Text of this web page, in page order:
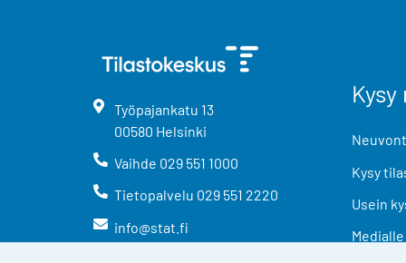
Työpajankatu 13
00580 Helsinki
Vaihde 029 551 1000
Tietopalvelu 029 551 2220
info@stat.fi
Kysy
Usein
Medialle